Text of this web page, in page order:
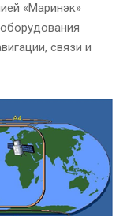
«Маринэк»
связи и